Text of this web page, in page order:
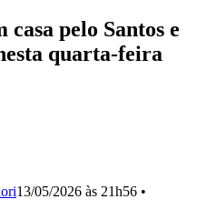
pelo Santos e
quarta-feira
13/05/2026 às 21h56 •